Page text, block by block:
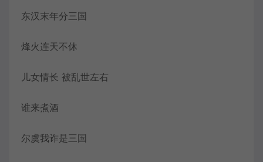
东汉末年分三国
烽火连天不休
儿女情长 被乱世左右
谁来煮酒
尔虞我诈是三国